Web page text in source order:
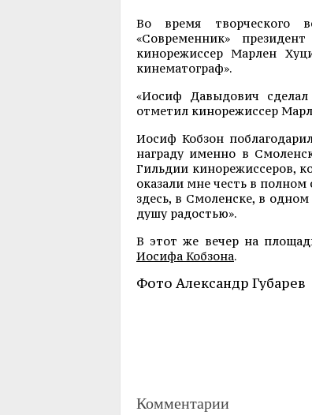
Во время творческого
«Современник»
кинорежиссер Марлен
кинематограф».
«Иосиф Давыдович
отметил кинорежиссер
Иосиф Кобзон
награду именно в
Гильдии кинорежиссеров,
оказали мне честь в полном
здесь, в Смоленске, в
душу радостью».
В этот же вечер на
Иосифа Кобзона.
Фото Александр Губарев
Комментарии